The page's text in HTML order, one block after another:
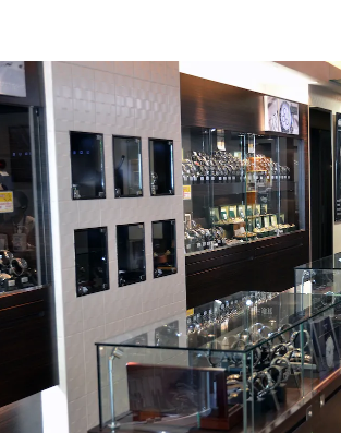
BOVET
ボヴェ
BULOVA
ブローバ
CASIO
カシオ
CHRISTOPHER WAR